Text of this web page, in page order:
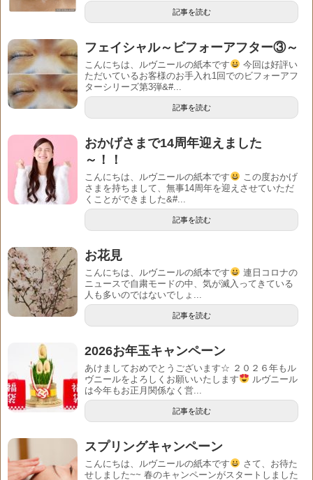
記事を読む
フェイシャル～ビフォーアフター③～
こんにちは、ルヴニールの紙本です
今回は好評い
ただいているお客様のお手入れ1回でのビフォーアフ
ターシリーズ第3弾&#...
記事を読む
おかげさまで14周年迎えました
～！！
こんにちは、ルヴニールの紙本です
この度おかげ
さまを持ちまして、無事14周年を迎えさせていただ
くことができました&#...
記事を読む
お花見
こんにちは、ルヴニールの紙本です
連日コロナの
ニュースで自粛モードの中、気が滅入ってきている
人も多いのではないでしょ...
記事を読む
2026お年玉キャンペーン
あけましておめでとうございます☆ ２０２６年もル
ヴニールをよろしくお願いいたします
ルヴニール
は今年もお正月関係なく営...
記事を読む
スプリングキャンペーン
こんにちは、ルヴニールの紙本です
さて、お待た
せしました~~ 春のキャンペーンがスタートしました